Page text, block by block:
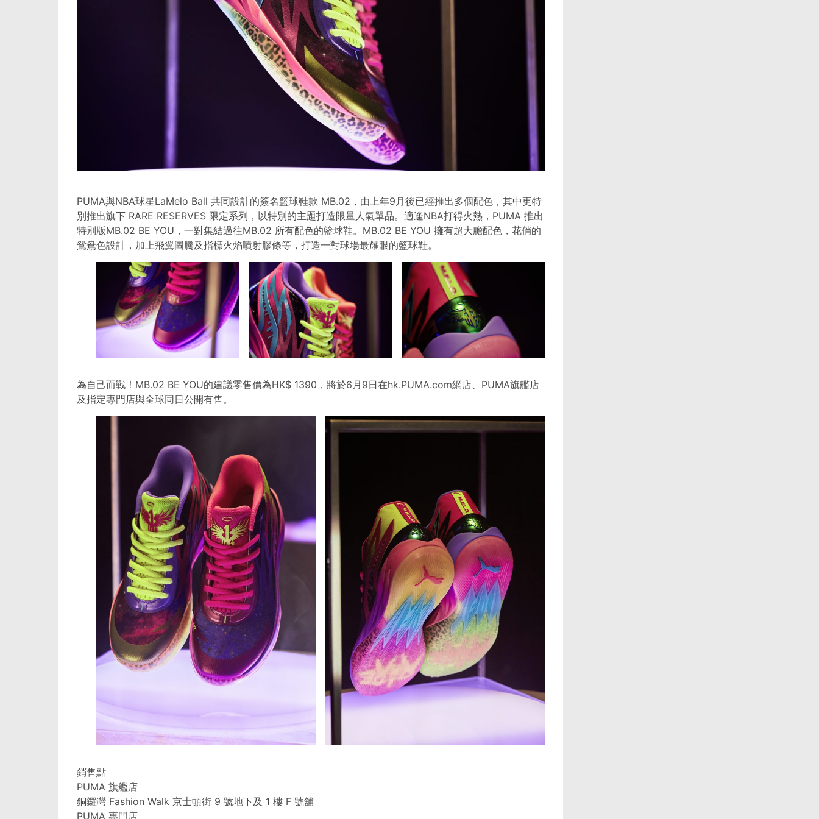
PUMA與NBA球星LaMelo Ball 共同設計的簽名籃球鞋款 MB.02，由上年9月後已經推出多個配色，其中更特
別推出旗下 RARE RESERVES 限定系列，以特別的主題打造限量人氣單品。適逢NBA打得火熱，PUMA 推出
特別版MB.02 BE YOU，一對集結過往MB.02 所有配色的籃球鞋。MB.02 BE YOU 擁有超大膽配色，花俏的
鴛鴦色設計，加上飛翼圖騰及指標火焰噴射膠條等，打造一對球場最耀眼的籃球鞋。
為自己而戰！MB.02 BE YOU的建議零售價為HK$ 1390，將於6月9日在hk.PUMA.com網店、PUMA旗艦店
及指定專門店與全球同日公開有售。
銷售點
PUMA 旗艦店
銅鑼灣 Fashion Walk 京士頓街 9 號地下及 1 樓 F 號舖
PUMA 專門店